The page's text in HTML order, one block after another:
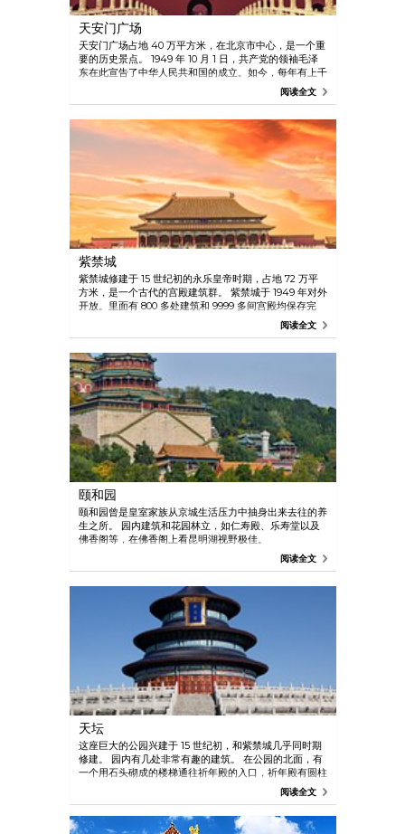
天安门广场
天安门广场占地 40 万平方米，在北京市中心，是一个重
要的历史景点。 1949 年 10 月 1 日，共产党的领袖毛泽
东在此宣告了中华人民共和国的成立。如今，每年有上千
名游客来这里瞻仰毛泽东的陵墓。 参观全国人民代表大
会的会场 - 人民大会堂，欣赏十五世纪兴建的前门，此门
阅读全文
紫禁城
紫禁城修建于 15 世纪初的永乐皇帝时期，占地 72 万平
方米，是一个古代的宫殿建筑群。 紫禁城于 1949 年对外
开放。里面有 800 多处建筑和 9999 多间宫殿均保存完
好。 用数千条龙装饰得富丽堂皇的太和殿用来给中国的
皇帝庆贺生日。 乾清宫是皇帝的寝宫，里面有几间卧
阅读全文
颐和园
颐和园曾是皇室家族从京城生活压力中抽身出来去往的养
生之所。 园内建筑和花园林立，如仁寿殿、乐寿堂以及
佛香阁等，在佛香阁上看昆明湖视野极佳。
阅读全文
天坛
这座巨大的公园兴建于 15 世纪初，和紫禁城几乎同时期
修建。 园内有几处非常有趣的建筑。 在公园的北面，有
一个用石头砌成的楼梯通往祈年殿的入口，祈年殿有圆柱
形蓝色屋顶，装饰华丽的天花板。 1889 年，祈年殿由于
被闪电击中而被烧为平地，第二年得以重建。 斋宫是皇
帝斋戒的地方。 在南面，您可以找到圜丘坛——一个三
层的大理石平台。
阅读全文